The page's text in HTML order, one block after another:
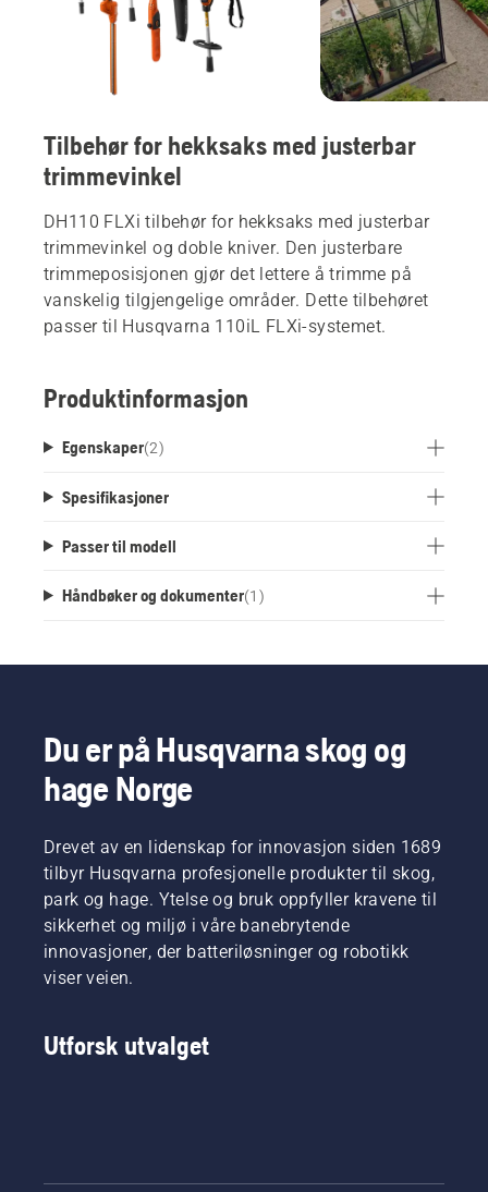
Tilbehør for hekksaks med justerbar
trimmevinkel
DH110 FLXi tilbehør for hekksaks med justerbar
trimmevinkel og doble kniver. Den justerbare
trimmeposisjonen gjør det lettere å trimme på
vanskelig tilgjengelige områder. Dette tilbehøret
passer til Husqvarna 110iL FLXi-systemet.
Produktinformasjon
Egenskaper(2)
Spesifikasjoner
Passer til modell
Håndbøker og dokumenter(1 )
Du er på Husqvarna skog og
hage Norge
Drevet av en lidenskap for innovasjon siden 1689
tilbyr Husqvarna profesjonelle produkter til skog,
park og hage. Ytelse og bruk oppfyller kravene til
sikkerhet og miljø i våre banebrytende
innovasjoner, der batteriløsninger og robotikk
viser veien.
Utforsk utvalget